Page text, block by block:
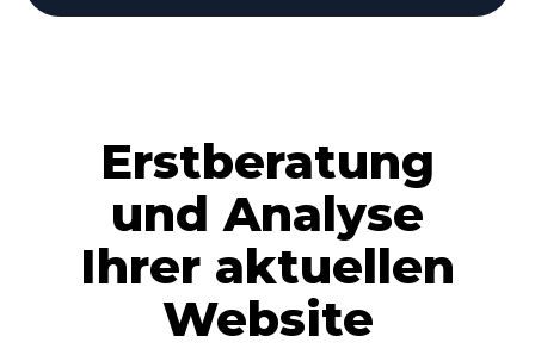
Erstberatung
und Analyse
Ihrer aktuellen
Website